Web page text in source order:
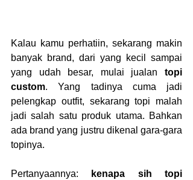
Kalau kamu perhatiin, sekarang makin
banyak brand, dari yang kecil sampai
yang udah besar, mulai jualan topi
custom. Yang tadinya cuma jadi
pelengkap outfit, sekarang topi malah
jadi salah satu produk utama. Bahkan
ada brand yang justru dikenal gara-gara
topinya.
Pertanyaannya:
kenapa sih topi